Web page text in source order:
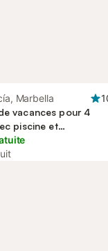
Marbella
vacances pour 4
piscine et